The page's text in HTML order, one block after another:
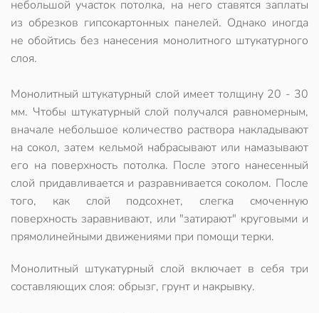
небольшой участок потолка, на него ставятся заплаты
из обрезков гипсокартонных панелей. Однако иногда
не обойтись без нанесения монолитного штукатурного
слоя.
Монолитный штукатурный слой имеет толщину 20 - 30
мм. Чтобы штукатурный слой получался равномерным,
вначале небольшое количество раствора накладывают
на сокол, затем кельмой набрасывают или намазывают
его на поверхность потолка. После этого нанесенный
слой придавливается и разравнивается соколом. После
того, как слой подсохнет, слегка смоченную
поверхность заравнивают, или "затирают" круговыми и
прямолинейными движениями при помощи терки.
Монолитный штукатурный слой включает в себя три
составляющих слоя: обрызг, грунт и накрывку.